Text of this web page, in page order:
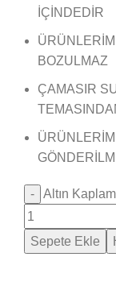
İÇİNDEDİR
BOZULMAZ
ÇAMASIR
Altın
Sepete Ekle